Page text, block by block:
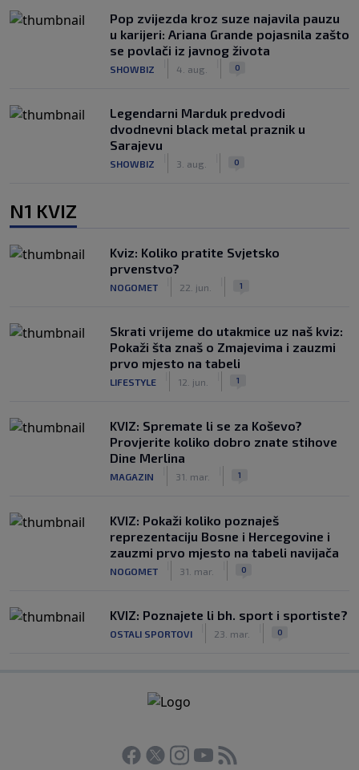
Pop zvijezda kroz suze najavila pauzu
u karijeri: Ariana Grande pojasnila zašto
se povlači iz javnog života
SHOWBIZ 4. aug. 0
Legendarni Marduk predvodi
dvodnevni black metal praznik u
Sarajevu
SHOWBIZ 3. aug. 0
N1 KVIZ
Kviz: Koliko pratite Svjetsko
prvenstvo?
NOGOMET 22. jun. 1
Skrati vrijeme do utakmice uz naš kviz:
Pokaži šta znaš o Zmajevima i zauzmi
prvo mjesto na tabeli
LIFESTYLE 12. jun. 1
KVIZ: Spremate li se za Koševo?
Provjerite koliko dobro znate stihove
Dine Merlina
MAGAZIN 31. mar. 1
KVIZ: Pokaži koliko poznaješ
reprezentaciju Bosne i Hercegovine i
zauzmi prvo mjesto na tabeli navijača
NOGOMET 31. mar. 0
KVIZ: Poznajete li bh. sport i sportiste?
OSTALI SPORTOVI 23. mar. 0